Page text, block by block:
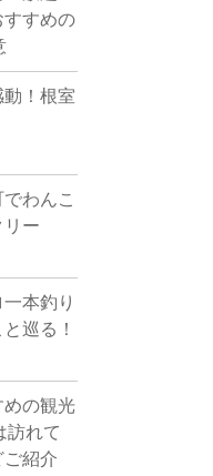
すすめの
！根室
わんこ
リー
本釣り
巡る！
めの観光
訪れて
紹介